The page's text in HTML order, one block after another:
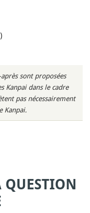
sont proposées
Kanpai dans le cadre
pas nécessairement
Kanpai.
QUESTION